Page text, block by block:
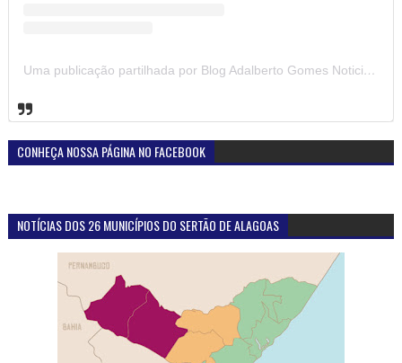
Uma publicação partilhada por Blog Adalberto Gomes Noticias (@blogadalbertogomesnoticiass)
CONHEÇA NOSSA PÁGINA NO FACEBOOK
NOTÍCIAS DOS 26 MUNICÍPIOS DO SERTÃO DE ALAGOAS